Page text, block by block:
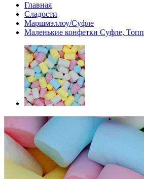
Главная
Сладости
Маршмэллоу/Суфле
Маленькие конфетки Суфле,